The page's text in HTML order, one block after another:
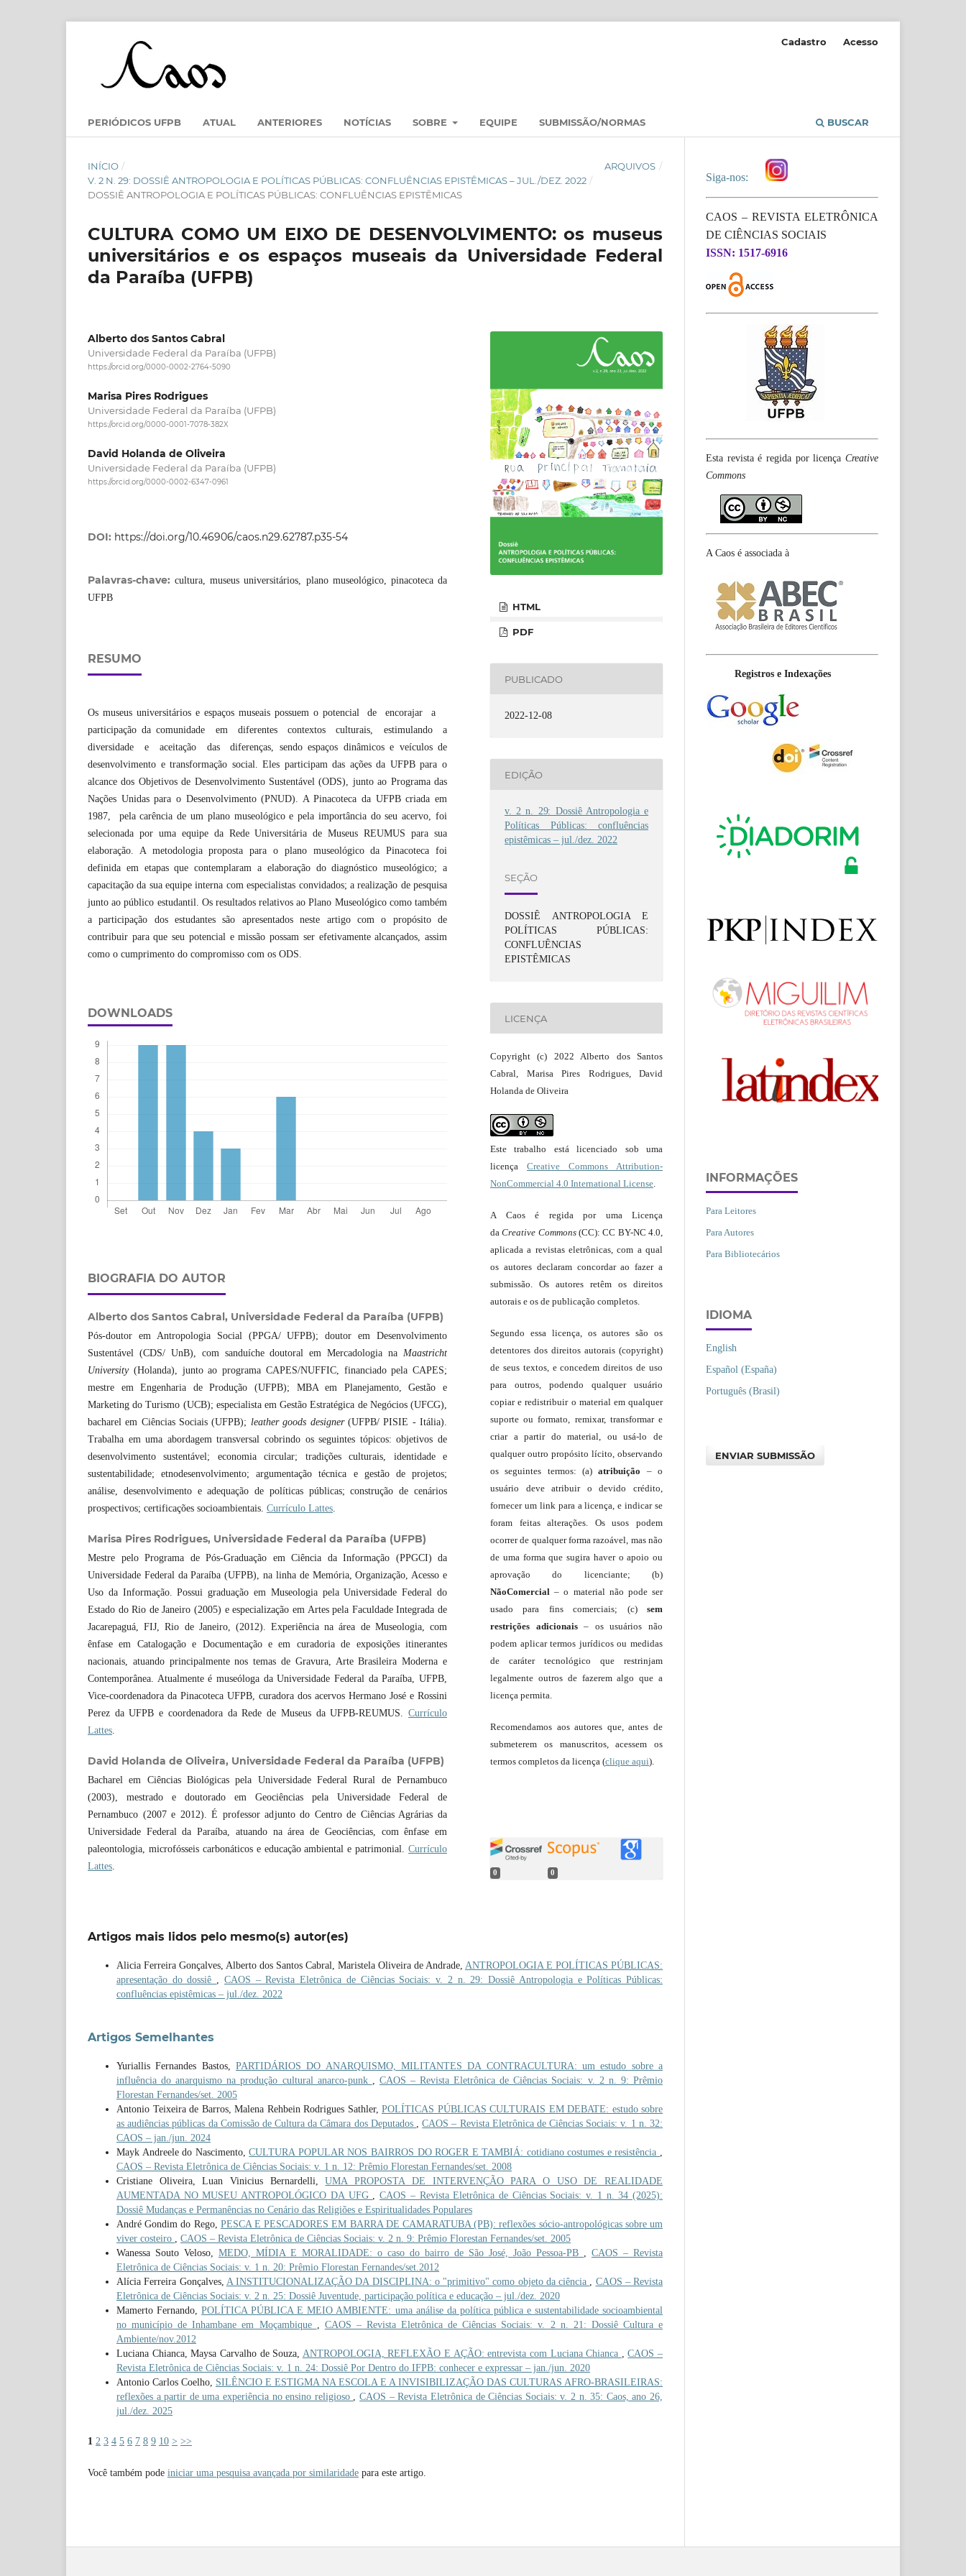
PERIÓDICOS UFPB ATUAL ANTERIORES NOTÍCIAS SOBRE EQUIPE SUBMISSÃO/NORMAS BUSCAR
Cadastro Acesso
INÍCIO / ARQUIVOS /
V. 2 N. 29: DOSSIÊ ANTROPOLOGIA E POLÍTICAS PÚBLICAS: CONFLUÊNCIAS EPISTÊMICAS – JUL./DEZ. 2022 /
DOSSIÊ ANTROPOLOGIA E POLÍTICAS PÚBLICAS: CONFLUÊNCIAS EPISTÊMICAS
CULTURA COMO UM EIXO DE DESENVOLVIMENTO: os museus
universitários e os espaços museais da Universidade Federal
da Paraíba (UFPB)
Alberto dos Santos Cabral
Universidade Federal da Paraíba (UFPB)
https://orcid.org/0000-0002-2764-5090
Marisa Pires Rodrigues
Universidade Federal da Paraíba (UFPB)
https://orcid.org/0000-0001-7078-382X
David Holanda de Oliveira
Universidade Federal da Paraíba (UFPB)
https://orcid.org/0000-0002-6347-0961
DOI: https://doi.org/10.46906/caos.n29.62787.p35-54
Palavras-chave:cultura, museus universitários, plano museológico, pinacoteca da
UFPB
RESUMO
Os museus universitários e espaços museais possuem o potencial de encorajar a
participação da comunidade em diferentes contextos culturais, estimulando a
diversidade e aceitação das diferenças, sendo espaços dinâmicos e veículos de
desenvolvimento e transformação social. Eles participam das ações da UFPB para o
alcance dos Objetivos de Desenvolvimento Sustentável (ODS), junto ao Programa das
Nações Unidas para o Desenvolvimento (PNUD). A Pinacoteca da UFPB criada em
1987, pela carência de um plano museológico e pela importância do seu acervo, foi
selecionada por uma equipe da Rede Universitária de Museus REUMUS para sua
elaboração. A metodologia proposta para o plano museológico da Pinacoteca foi
definida em etapas que contemplaram a elaboração do diagnóstico museológico; a
capacitação da sua equipe interna com especialistas convidados; a realização de pesquisa
junto ao público estudantil. Os resultados relativos ao Plano Museológico como também
a participação dos estudantes são apresentados neste artigo com o propósito de
contribuir para que seu potencial e missão possam ser efetivamente alcançados, assim
como o cumprimento do compromisso com os ODS.
DOWNLOADS
BIOGRAFIA DO AUTOR
Alberto dos Santos Cabral, Universidade Federal da Paraíba (UFPB)
Pós-doutor em Antropologia Social (PPGA/ UFPB); doutor em Desenvolvimento
Sustentável (CDS/ UnB), com sanduíche doutoral em Mercadologia na Maastricht
University(Holanda), junto ao programa CAPES/NUFFIC, financiado pela CAPES;
mestre em Engenharia de Produção (UFPB); MBA em Planejamento, Gestão e
Marketing do Turismo (UCB); especialista em Gestão Estratégica de Negócios (UFCG),
bacharel em Ciências Sociais (UFPB); leather goods designer(UFPB/ PISIE - Itália).
Trabalha em uma abordagem transversal cobrindo os seguintes tópicos: objetivos de
desenvolvimento sustentável; economia circular; tradições culturais, identidade e
sustentabilidade; etnodesenvolvimento; argumentação técnica e gestão de projetos;
análise, desenvolvimento e adequação de políticas públicas; construção de cenários
prospectivos; certificações socioambientais. Currículo Lattes
Marisa Pires Rodrigues, Universidade Federal da Paraíba (UFPB)
Mestre pelo Programa de Pós-Graduação em Ciência da Informação (PPGCI) da
Universidade Federal da Paraíba (UFPB), na linha de Memória, Organização, Acesso e
Uso da Informação. Possui graduação em Museologia pela Universidade Federal do
Estado do Rio de Janeiro (2005) e especialização em Artes pela Faculdade Integrada de
Jacarepaguá, FIJ, Rio de Janeiro, (2012). Experiência na área de Museologia, com
ênfase em Catalogação e Documentação e em curadoria de exposições itinerantes
nacionais, atuando principalmente nos temas de Gravura, Arte Brasileira Moderna e
Contemporânea. Atualmente é museóloga da Universidade Federal da Paraíba, UFPB,
Vice-coordenadora da Pinacoteca UFPB, curadora dos acervos Hermano José e Rossini
Perez da UFPB e coordenadora da Rede de Museus da UFPB-REUMUS. Currículo
Lattes
David Holanda de Oliveira, Universidade Federal da Paraíba (UFPB)
Bacharel em Ciências Biológicas pela Universidade Federal Rural de Pernambuco
(2003), mestrado e doutorado em Geociências pela Universidade Federal de
Pernambuco (2007 e 2012). É professor adjunto do Centro de Ciências Agrárias da
Universidade Federal da Paraíba, atuando na área de Geociências, com ênfase em
paleontologia, microfósseis carbonáticos e educação ambiental e patrimonial. Currículo
Lattes
HTML
PDF
PUBLICADO
2022-12-08
EDIÇÃO
v. 2 n. 29: Dossiê Antropologia e
Políticas Públicas: confluências
epistêmicas – jul./dez. 2022
SEÇÃO
DOSSIÊ ANTROPOLOGIA E
POLÍTICAS PÚBLICAS:
CONFLUÊNCIAS
EPISTÊMICAS
LICENÇA
Copyright (c) 2022 Alberto dos Santos
Cabral, Marisa Pires Rodrigues, David
Holanda de Oliveira
Este trabalho está licenciado sob uma
licença Creative Commons Attribution-
NonCommercial 4.0 International License.
A Caos é regida por uma Licença
daCreative Commons(CC): CC BY-NC 4.0,
aplicada a revistas eletrônicas, com a qual
os autores declaram concordar ao fazer a
submissão. Os autores retêm os direitos
autorais e os de publicação completos.
Segundo essa licença, os autores são os
detentores dos direitos autorais (copyright)
de seus textos, e concedem direitos de uso
para outros, podendo qualquer usuário
copiar e redistribuir o material em qualquer
suporte ou formato, remixar, transformar e
criar a partir do material, ou usá-lo de
qualquer outro propósito lícito, observando
os seguintes termos: (a)atribuição – o
usuário deve atribuir o devido crédito,
fornecer um link para a licença, e indicar se
foram feitas alterações. Os usos podem
ocorrer de qualquer forma razoável, mas não
de uma forma que sugira haver o apoio ou
aprovação do licenciante; (b)
NãoComercial – o material não pode ser
usado para fins comerciais; (c) sem
restrições adicionais– os usuários não
podem aplicar termos jurídicos ou medidas
de caráter tecnológico que restrinjam
legalmente outros de fazerem algo que a
licença permita.
Recomendamos aos autores que, antes de
submeterem os manuscritos, acessem os
termos completos da licença (clique aqui).
0 0
Artigos mais lidos pelo mesmo(s) autor(es)
Alicia Ferreira Gonçalves, Alberto dos Santos Cabral, Maristela Oliveira de Andrade, ANTROPOLOGIA E POLÍTICAS PÚBLICAS:
apresentação do dossiê , CAOS – Revista Eletrônica de Ciências Sociais: v. 2 n. 29: Dossiê Antropologia e Políticas Públicas:
confluências epistêmicas – jul./dez. 2022
Artigos Semelhantes
Yuriallis Fernandes Bastos, PARTIDÁRIOS DO ANARQUISMO, MILITANTES DA CONTRACULTURA: um estudo sobre a
influência do anarquismo na produção cultural anarco-punk , CAOS – Revista Eletrônica de Ciências Sociais: v. 2 n. 9: Prêmio
Florestan Fernandes/set. 2005
Antonio Teixeira de Barros, Malena Rehbein Rodrigues Sathler, POLÍTICAS PÚBLICAS CULTURAIS EM DEBATE: estudo sobre
as audiências públicas da Comissão de Cultura da Câmara dos Deputados ,CAOS – Revista Eletrônica de Ciências Sociais: v. 1 n. 32:
CAOS – jan./jun. 2024
Mayk Andreele do Nascimento,CULTURA POPULAR NOS BAIRROS DO ROGER E TAMBIÁ: cotidiano costumes e resistência ,
CAOS – Revista Eletrônica de Ciências Sociais: v. 1 n. 12: Prêmio Florestan Fernandes/set. 2008
Cristiane Oliveira, Luan Vinicius Bernardelli,UMA PROPOSTA DE INTERVENÇÃO PARA O USO DE REALIDADE
AUMENTADA NO MUSEU ANTROPOLÓGICO DA UFG ,CAOS – Revista Eletrônica de Ciências Sociais: v. 1 n. 34 (2025):
Dossiê Mudanças e Permanências no Cenário das Religiões e Espiritualidades Populares
André Gondim do Rego, PESCA E PESCADORES EM BARRA DE CAMARATUBA (PB): reflexões sócio-antropológicas sobre um
viver costeiro , CAOS – Revista Eletrônica de Ciências Sociais: v. 2 n. 9: Prêmio Florestan Fernandes/set. 2005
Wanessa Souto Veloso, MEDO, MÍDIA E MORALIDADE: o caso do bairro de São José, João Pessoa-PB , CAOS – Revista
Eletrônica de Ciências Sociais: v. 1 n. 20: Prêmio Florestan Fernandes/set.2012
Alícia Ferreira Gonçalves, A INSTITUCIONALIZAÇÃO DA DISCIPLINA: o "primitivo" como objeto da ciência , CAOS – Revista
Eletrônica de Ciências Sociais: v. 2 n. 25: Dossiê Juventude, participação política e educação – jul./dez. 2020
Mamerto Fernando,POLÍTICA PÚBLICA E MEIO AMBIENTE: uma análise da política pública e sustentabilidade socioambiental
no município de Inhambane em Moçambique , CAOS – Revista Eletrônica de Ciências Sociais: v. 2 n. 21: Dossiê Cultura e
Ambiente/nov.2012
Luciana Chianca, Maysa Carvalho de Souza, ANTROPOLOGIA, REFLEXÃO E AÇÃO: entrevista com Luciana Chianca ,CAOS –
Revista Eletrônica de Ciências Sociais: v. 1 n. 24: Dossiê Por Dentro do IFPB: conhecer e expressar – jan./jun. 2020
Antonio Carlos Coelho, SILÊNCIO E ESTIGMA NA ESCOLA E A INVISIBILIZAÇÃO DAS CULTURAS AFRO-BRASILEIRAS:
reflexões a partir de uma experiência no ensino religioso ,CAOS – Revista Eletrônica de Ciências Sociais: v. 2 n. 35: Caos, ano 26,
jul./dez. 2025
1 2 3 4 5 6 7 8 9 10 > >>
Você também pode iniciar uma pesquisa avançada por similaridade para este artigo.
Siga-nos:
CAOS – REVISTA ELETRÔNICA
DE CIÊNCIAS SOCIAIS
ISSN: 1517-6916
Esta revista é regida por licença Creative
Commons
A Caos é associada à
Registros e Indexações
INFORMAÇÕES
Para Leitores
Para Autores
Para Bibliotecários
IDIOMA
English
Español (España)
Português (Brasil)
ENVIAR SUBMISSÃO